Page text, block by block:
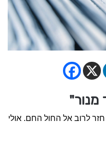
חזר לרוב אל החול החם. אולי